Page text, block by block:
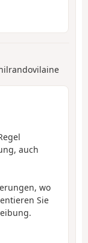
auch
wo
Sie